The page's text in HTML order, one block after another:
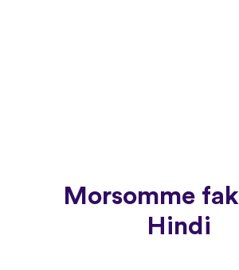
Morsomme
Hindi